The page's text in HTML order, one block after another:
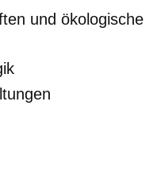
und ökologische